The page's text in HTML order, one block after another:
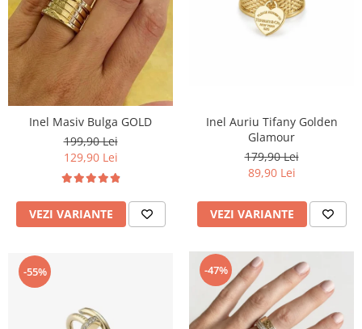
Inel Masiv Bulga GOLD
199,90 Lei
129,90 Lei
VEZI VARIANTE
Inel Auriu Tifany Golden
Glamour
179,90 Lei
89,90 Lei
VEZI VARIANTE
-55% -47%